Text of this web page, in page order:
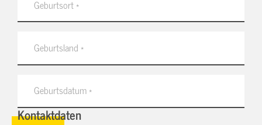
Kontaktdaten